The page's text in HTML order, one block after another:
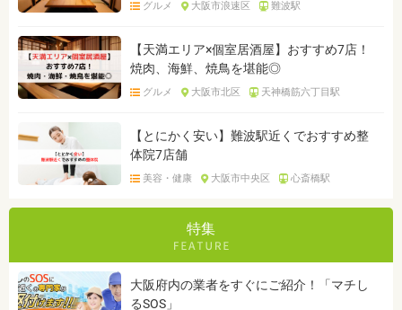
グルメ 大阪市浪速区 難波駅
【天満エリア×個室居酒屋】おすすめ7店！
焼肉、海鮮、焼鳥を堪能◎
グルメ 大阪市北区 天神橋筋六丁目駅
【とにかく安い】難波駅近くでおすすめ整
体院7店舗
美容・健康 大阪市中央区 心斎橋駅
特集
大阪府内の業者をすぐにご紹介！「マチし
るSOS」